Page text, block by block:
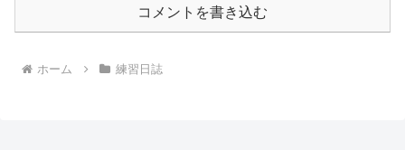
コメントを書き込む
ホーム 練習日誌